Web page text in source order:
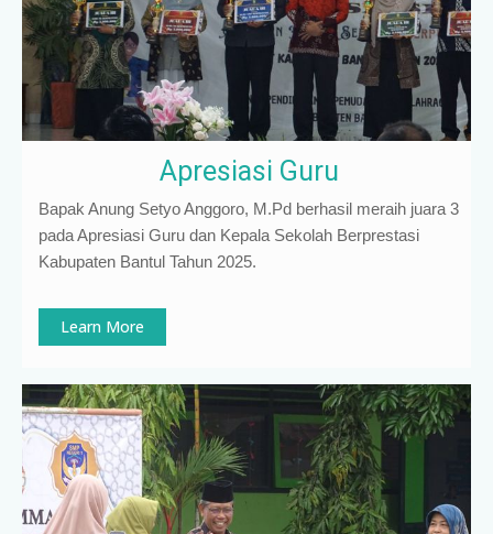
Apresiasi Guru
Bapak Anung Setyo Anggoro, M.Pd berhasil meraih juara 3
pada Apresiasi Guru dan Kepala Sekolah Berprestasi
Kabupaten Bantul Tahun 2025.
Learn More